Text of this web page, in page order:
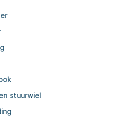
stuurwiel